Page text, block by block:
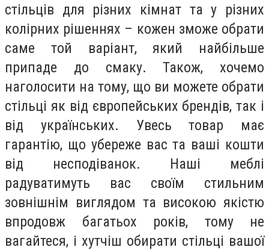
стільців для різних кімнат та у різних
колірних рішеннях – кожен зможе обрати
саме той варіант, який найбільше
припаде до смаку. Також, хочемо
наголосити на тому, що ви можете обрати
стільці як від європейських брендів, так і
від українських. Увесь товар має
гарантію, що убереже вас та ваші кошти
від несподіванок. Наші меблі
радуватимуть вас своїм стильним
зовнішнім виглядом та високою якістю
впродовж багатьох років, тому не
вагайтеся, і хутчіш обирати стільці вашої